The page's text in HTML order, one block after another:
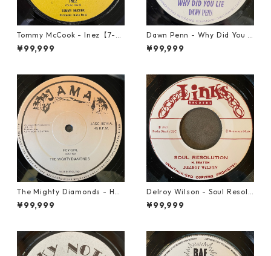
Tommy McCook - Inez【7-21
840】
¥99,999
Dawn Penn - Why Did You Li
e【7-21938】
¥99,999
The Mighty Diamonds - Hey
Girl【12-50053】
¥99,999
Delroy Wilson - Soul Resolu
tion【7-21935】
¥99,999